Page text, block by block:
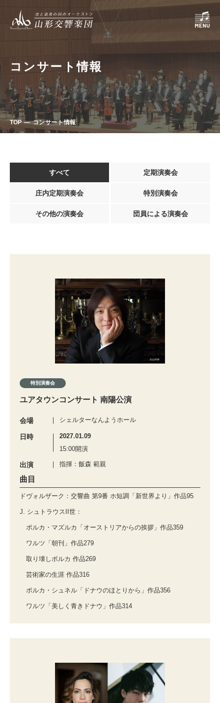
コンサート情報
TOP コンサート情報
すべて 定期演奏会
庄内定期演奏会 特別演奏会
その他の演奏会 団員による演奏会
特別演奏会
ユアタウンコンサート 南陽公演
会場 シェルターなんようホール
日時
2027.01.09
15:00開演
出演 指揮：飯森 範親
曲目
ドヴォルザーク：交響曲 第9番 ホ短調「新世界より」作品95
J. シュトラウスII世：
ポルカ・マズルカ「オーストリアからの挨拶」作品359
ワルツ「朝刊」作品279
取り壊しポルカ 作品269
芸術家の生涯 作品316
ポルカ・シュネル「ドナウのほとりから」作品356
ワルツ「美しく青きドナウ」作品314